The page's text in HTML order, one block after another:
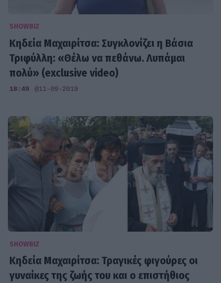
SHOWBIZ
Κηδεία Μαχαιρίτσα: Συγκλονίζει η Βάσια
Τριφύλλη: «Θέλω να πεθάνω. Λυπάμαι
πολύ» (exclusive video)
18:49 @11-09-2019
SHOWBIZ
Κηδεία Μαχαιρίτσα: Τραγικές φιγούρες οι
γυναίκες της ζωής του και ο επιστήθιος